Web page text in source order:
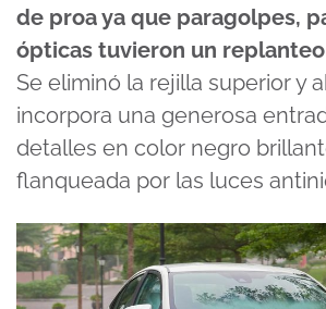
de proa ya que paragolpes,
ópticas tuvieron un
Se eliminó la rejilla superior y
incorpora una generosa
detalles en color negro
flanqueada por las luces